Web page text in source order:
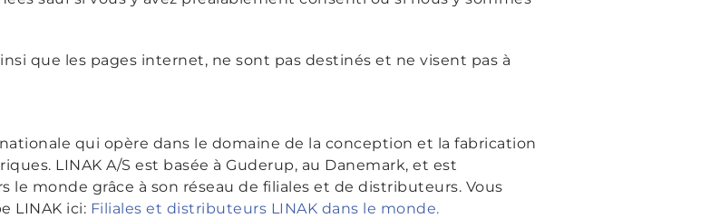
que les pages internet, ne sont pas destinés et ne visent pas à
qui opère dans le domaine de la conception et la fabrication
LINAK A/S est basée à Guderup, au Danemark, et est
le monde grâce à son réseau de filiales et de distributeurs. Vous
LINAK ici: Filiales et distributeurs LINAK dans le monde.